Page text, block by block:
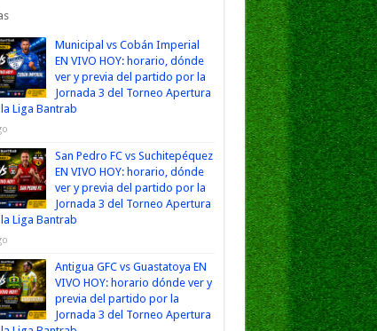
Municipal vs Cobán Imperial
EN VIVO HOY: horario, dónde
ver y previa del partido por la
Jornada 3 del Torneo Apertura
Liga Bantrab
San Pedro FC vs Suchitepéquez
EN VIVO HOY: horario, dónde
ver y previa del partido por la
Jornada 3 del Torneo Apertura
Liga Bantrab
Antigua GFC vs Guastatoya EN
VIVO HOY: horario dónde ver y
previa del partido por la
Jornada 3 del Torneo Apertura